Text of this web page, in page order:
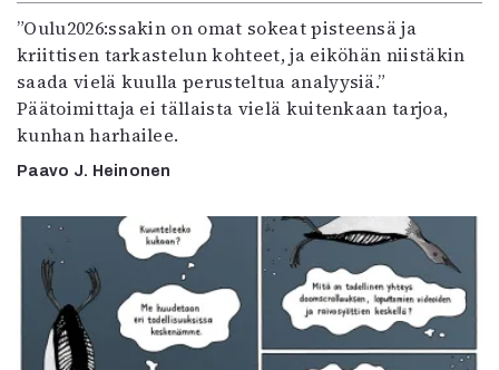
”Oulu2026:ssakin on omat sokeat pisteensä ja
kriittisen tarkastelun kohteet, ja eiköhän niistäkin
saada vielä kuulla perusteltua analyysiä.”
Päätoimittaja ei tällaista vielä kuitenkaan tarjoa,
kunhan harhailee.
Paavo J. Heinonen